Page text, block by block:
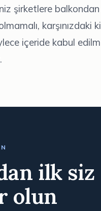
şirketlere balkondan
karşınızdaki
içeride kabul
ilk siz
olun